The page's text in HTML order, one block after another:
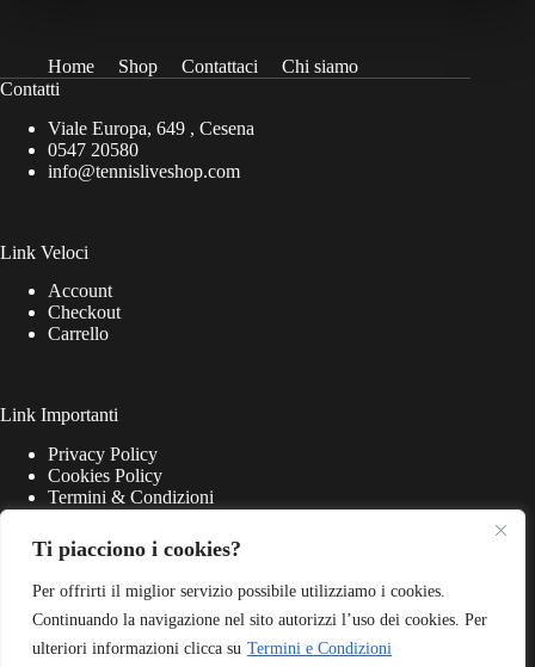
Ti piacciono i cookies?
Per offrirti il miglior servizio possibile utilizziamo i cookies.
Continuando la navigazione nel sito autorizzi l’uso dei cookies. Per
ulteriori informazioni clicca su Termini e Condizioni
Home Shop Contattaci
Chi siamo
Contatti
Viale Europa, 649 , Cesena
0547 20580
info@tennisliveshop.com
Link Veloci
Account
Checkout
Carrello
Link Importanti
Privacy Policy
Cookies Policy
Termini & Condizioni